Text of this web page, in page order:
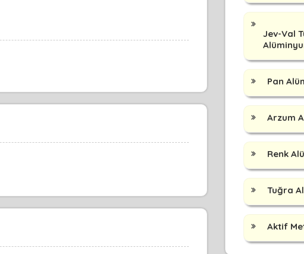
Jev-Val
Pan
Arzum
Renk
Tuğra
Aktif